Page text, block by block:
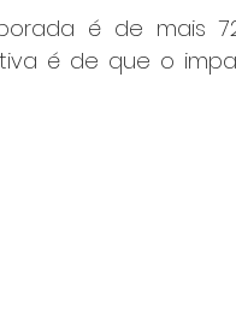
é de mais
é de que o